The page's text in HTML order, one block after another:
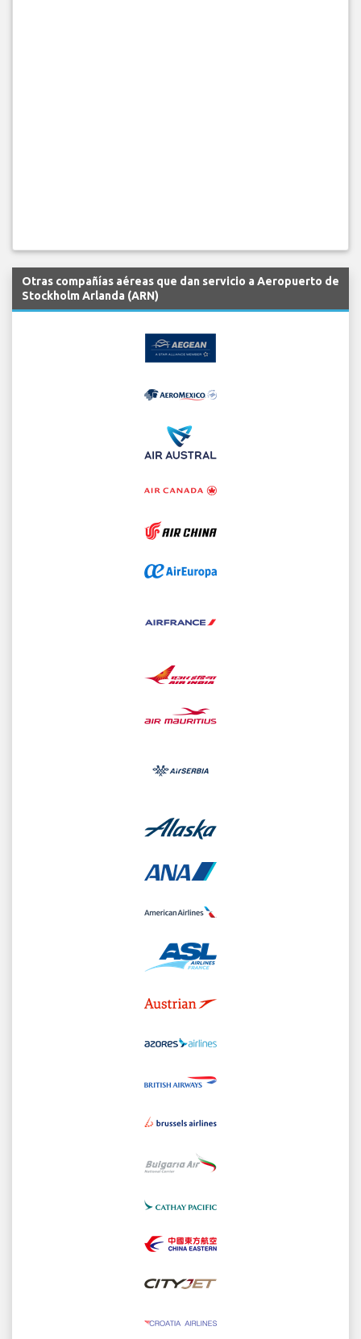
Otras compañías aéreas que dan servicio a Aeropuerto de
Stockholm Arlanda (ARN)